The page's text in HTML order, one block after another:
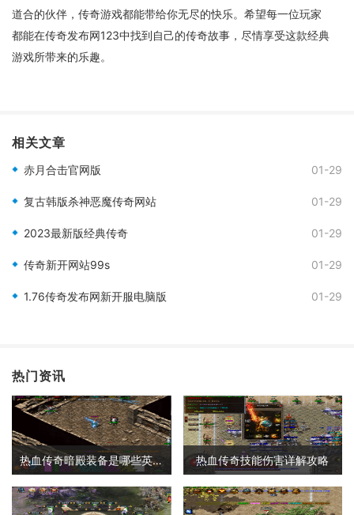
道合的伙伴，传奇游戏都能带给你无尽的快乐。希望每一位玩家
都能在传奇发布网123中找到自己的传奇故事，尽情享受这款经典
游戏所带来的乐趣。
相关文章
赤月合击官网版 01-29
复古韩版杀神恶魔传奇网站 01-29
2023最新版经典传奇 01-29
传奇新开网站99s 01-29
1.76传奇发布网新开服电脑版 01-29
热门资讯
热血传奇暗殿装备是哪些英雄的 热血传奇技能伤害详解攻略